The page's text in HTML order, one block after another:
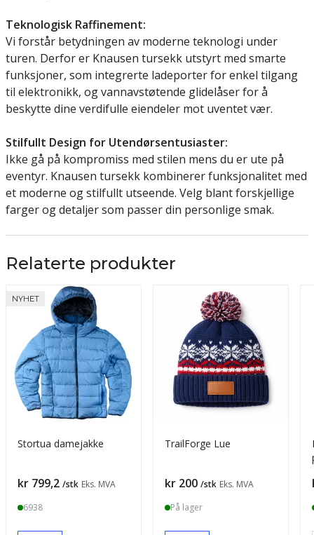
Teknologisk Raffinement:
Vi forstår betydningen av moderne teknologi under
turen. Derfor er Knausen tursekk utstyrt med smarte
funksjoner, som integrerte ladeporter for enkel tilgang
til elektronikk, og vannavstøtende glidelåser for å
beskytte dine verdifulle eiendeler mot uventet vær.
Stilfullt Design for Utendørsentusiaster:
Ikke gå på kompromiss med stilen mens du er ute på
eventyr. Knausen tursekk kombinerer funksjonalitet med
et moderne og stilfullt utseende. Velg blant forskjellige
farger og detaljer som passer din personlige smak.
Relaterte produkter
NYHET
Stortua damejakke
Pris
kr 799,2 /stk Eks. MVA
6938
TrailForge Lue
Pris
kr 200 /stk Eks. MVA
På lager